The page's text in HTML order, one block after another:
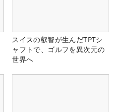
スイスの叡智が生んだTPTシ
ャフトで、ゴルフを異次元の
世界へ